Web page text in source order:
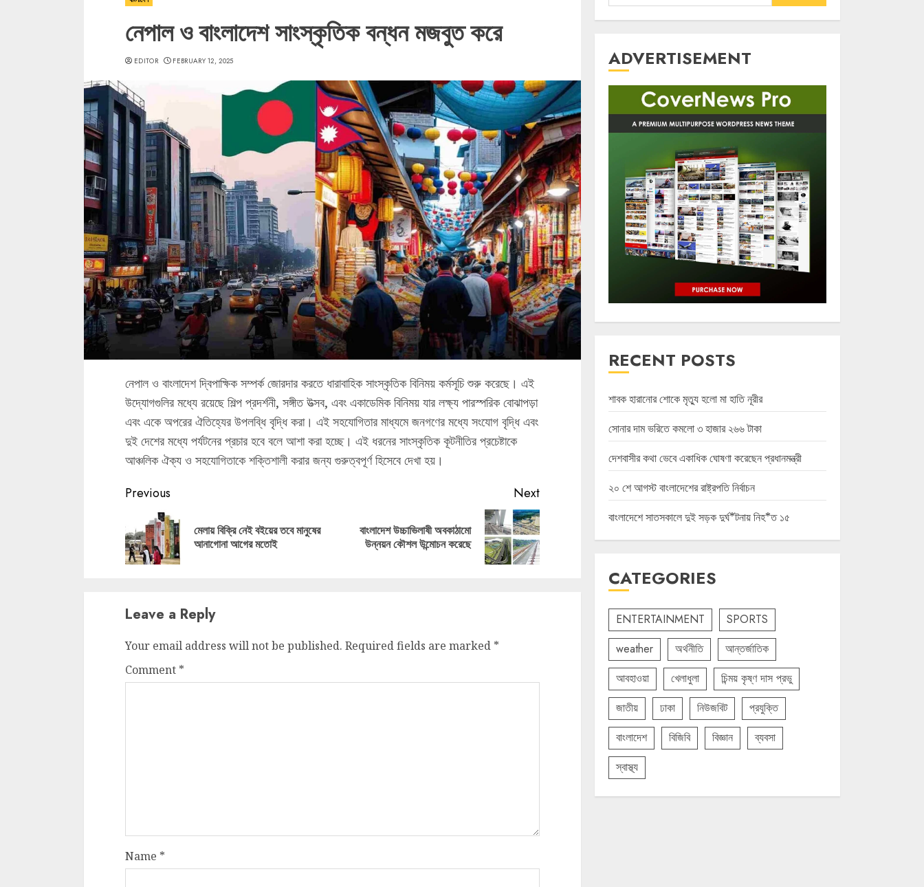
নেপাল ও বাংলাদেশ সাংস্কৃতিক বন্ধন মজবুত করে
EDITOR FEBRUARY 12, 2025
নেপাল ও বাংলাদেশ দ্বিপাক্ষিক সম্পর্ক জোরদার করতে ধারাবাহিক সাংস্কৃতিক বিনিময় কর্মসূচি শুরু করেছে। এই
উদ্যোগগুলির মধ্যে রয়েছে শিল্প প্রদর্শনী, সঙ্গীত উত্সব, এবং একাডেমিক বিনিময় যার লক্ষ্য পারস্পরিক বোঝাপড়া
এবং একে অপরের ঐতিহ্যের উপলব্ধি বৃদ্ধি করা। এই সহযোগিতার মাধ্যমে জনগণের মধ্যে সংযোগ বৃদ্ধি এবং
দুই দেশের মধ্যে পর্যটনের প্রচার হবে বলে আশা করা হচ্ছে। এই ধরনের সাংস্কৃতিক কূটনীতির প্রচেষ্টাকে
আঞ্চলিক ঐক্য ও সহযোগিতাকে শক্তিশালী করার জন্য গুরুত্বপূর্ণ হিসেবে দেখা হয়।
Continue
Reading
Previous
Previous
মেলায় বিক্রি নেই বইয়ের তবে মানুষের
আনাগোনা আগের মতোই
Next
Nextবাংলাদেশ উচ্চাভিলাষী অবকাঠামো
উন্নয়ন কৌশল উন্মোচন করেছে
Leave a Reply
Your email address will not be published. Required fields are marked *
Comment *
Name *
for:
ADVERTISEMENT
RECENT POSTS
শাবক হারানোর শোকে মৃত্যু হলো মা হাতি নূরীর
সোনার দাম ভরিতে কমলো ৩ হাজার ২৬৬ টাকা
দেশবাসীর কথা ভেবে একাধিক ঘোষণা করেছেন প্রধানমন্ত্রী
২০ শে আগস্ট বাংলাদেশের রাষ্ট্রপতি নির্বাচন
বাংলাদেশে সাতসকালে দুই সড়ক দুর্ঘ*টনায় নিহ*ত ১৫
CATEGORIES
ENTERTAINMENT
SPORTS
weather
অর্থনীতি
আন্তর্জাতিক
আবহাওয়া
খেলাধুলা
চিন্ময় কৃষ্ণ দাস প্রভু
জাতীয়
ঢাকা নিউজবিট
প্রযুক্তি
বাংলাদেশ
বিজিবি বিজ্ঞান
ব্যবসা
স্বাস্থ্য